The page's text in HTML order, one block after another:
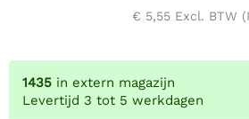
€ 5,55 Excl. BTW
1435 in extern magazijn
Levertijd 3 tot 5 werkdagen